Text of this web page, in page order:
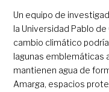
Un equipo de
la Universidad Pablo
cambio climático
lagunas emblemáticas
mantienen agua de
Amarga, espacios